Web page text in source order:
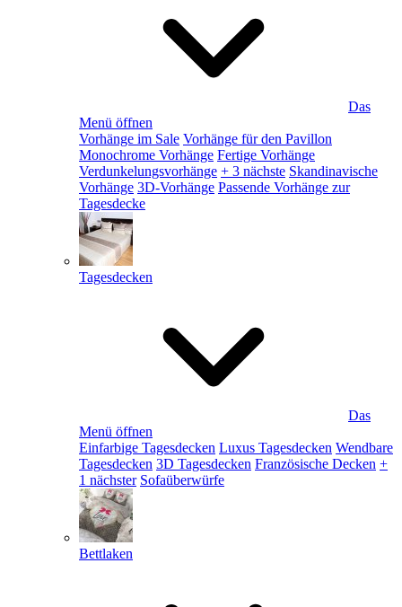
Das
Menü öffnen
Vorhänge im Sale Vorhänge für den Pavillon
Monochrome Vorhänge Fertige Vorhänge
Verdunkelungsvorhänge + 3 nächste Skandinavische
Vorhänge 3D-Vorhänge Passende Vorhänge zur
Tagesdecke
Tagesdecken
Das
Menü öffnen
Einfarbige Tagesdecken Luxus Tagesdecken Wendbare
Tagesdecken 3D Tagesdecken Französische Decken +
1 nächster Sofaüberwürfe
Bettlaken